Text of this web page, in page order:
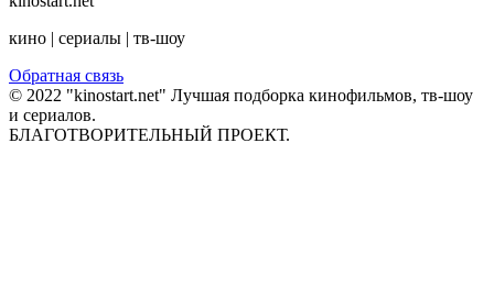
кино | сериалы | тв-шоу
Обратная связь
© 2022 "kinostart.net" Лучшая подборка кинофильмов, тв-шоу
и сериалов.
БЛАГОТВОРИТЕЛЬНЫЙ ПРОЕКТ.